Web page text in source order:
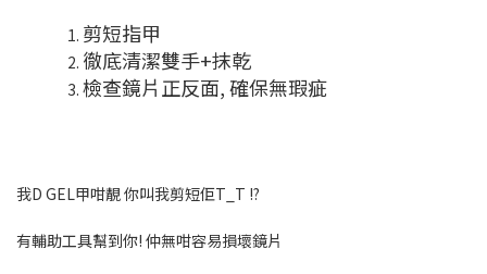
剪短指甲
徹底清潔雙手+抹乾
檢查鏡片正反面, 確保無瑕疵
我D GEL甲咁靚 你叫我剪短佢T_T !?
有輔助工具幫到你! 仲無咁容易損壞鏡片